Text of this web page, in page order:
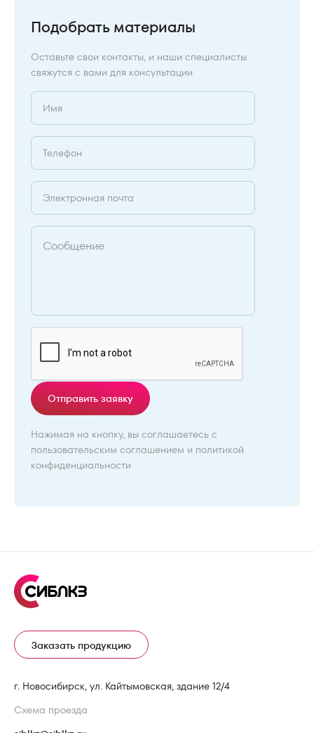
Подобрать материалы
Оставьте свои контакты, и наши специалисты
свяжутся с вами для консультации
Отправить заявку
Нажимая на кнопку, вы соглашаетесь с
пользовательским соглашением и политикой
конфиденциальности
Заказать продукцию
г. Новосибирск, ул. Кайтымовская, здание 12/4
Схема проезда